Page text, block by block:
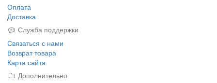
Оплата
Доставка
Служба поддержки
Связаться с нами
Возврат товара
Карта сайта
Дополнительно